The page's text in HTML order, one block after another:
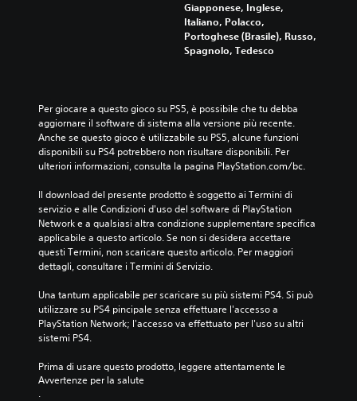
Giapponese, Inglese,
Italiano, Polacco,
Portoghese (Brasile), Russo,
Spagnolo, Tedesco
Per giocare a questo gioco su PS5, è possibile che tu debba
aggiornare il software di sistema alla versione più recente.
Anche se questo gioco è utilizzabile su PS5, alcune funzioni
disponibili su PS4 potrebbero non risultare disponibili. Per
ulteriori informazioni, consulta la pagina PlayStation.com/bc.
Il download del presente prodotto è soggetto ai Termini di
servizio e alle Condizioni d'uso del software di PlayStation
Network e a qualsiasi altra condizione supplementare specifica
applicabile a questo articolo. Se non si desidera accettare
questi Termini, non scaricare questo articolo. Per maggiori
dettagli, consultare i Termini di Servizio.
Una tantum applicabile per scaricare su più sistemi PS4. Si può
utilizzare su PS4 pincipale senza effettuare l'accesso a
PlayStation Network; l'accesso va effettuato per l'uso su altri
sistemi PS4.
Prima di usare questo prodotto, leggere attentamente le
Avvertenze per la salute
.